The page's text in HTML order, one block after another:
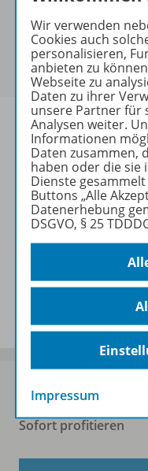
Sie haben ein
Um den für Sie
sich bitte an.
Informationen
Weitere
Spar-Pakete
Sofort profitieren
Wir verwenden
Cookies auch
personalisieren,
anbieten zu
Webseite zu
Daten zu ihrer
unsere Partner für
Analysen weiter.
Informationen
Daten zusammen,
haben oder die sie
Dienste
Buttons „Alle
Datenerhebung
DSGVO, § 25
Impressum